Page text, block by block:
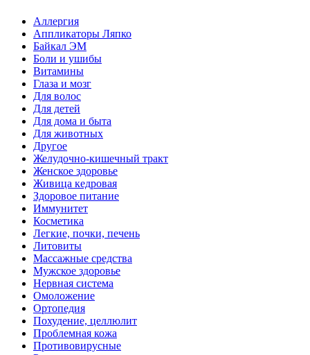
Аллергия
Аппликаторы Ляпко
Байкал ЭМ
Боли и ушибы
Витамины
Глаза и мозг
Для волос
Для детей
Для дома и быта
Для животных
Другое
Желудочно-кишечный тракт
Женское здоровье
Живица кедровая
Здоровое питание
Иммунитет
Косметика
Легкие, почки, печень
Литовиты
Массажные средства
Мужское здоровье
Нервная система
Омоложение
Ортопедия
Похудение, целлюлит
Проблемная кожа
Противовирусные